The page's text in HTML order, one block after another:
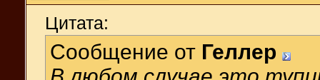
Цитата:
Сообщение от Геллер